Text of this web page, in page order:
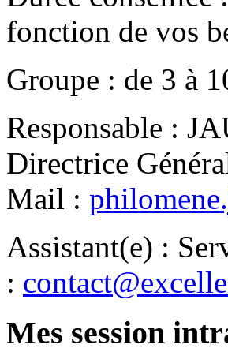
fonction de vos
Groupe : de 3 à
Responsable :
Directrice
Mail :
Assistant(e) :
:
Mes session